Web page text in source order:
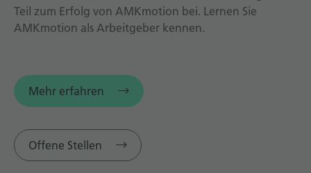
Teil zum Erfolg von AMKmotion bei. Lernen Sie
AMKmotion als Arbeitgeber kennen.
Mehr erfahren
Offene Stellen